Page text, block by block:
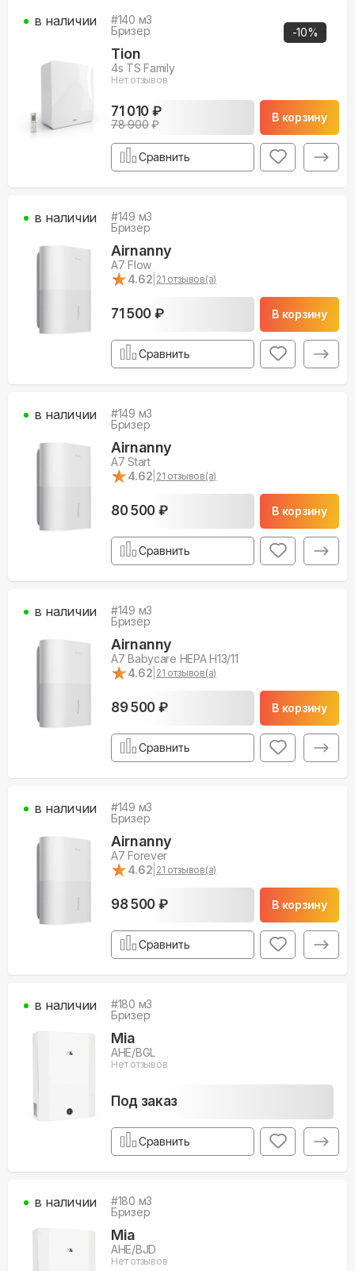
-10%
#140 м3
Бризер
Tion
4s TS Family
Нет отзывов
71 010 ₽
78 900₽
В корзину
в наличии
Сравнить
#149 м3
Бризер
Airnanny
A7 Flow
★
★4.62 21 отзывов(а)
71 500 ₽ В корзину
в наличии
Сравнить
#149 м3
Бризер
Airnanny
A7 Start
★
★4.62 21 отзывов(а)
80 500 ₽ В корзину
в наличии
Сравнить
#149 м3
Бризер
Airnanny
A7 Babycare HEPA H13/11
★
★4.62 21 отзывов(а)
89 500 ₽ В корзину
в наличии
Сравнить
#149 м3
Бризер
Airnanny
A7 Forever
★
★4.62 21 отзывов(а)
98 500 ₽ В корзину
в наличии
Сравнить
#180 м3
Бризер
Mia
AHE/BGL
Нет отзывов
Под заказ
в наличии
Сравнить
#180 м3
Бризер
Mia
AHE/BJD
Нет отзывов
в наличии